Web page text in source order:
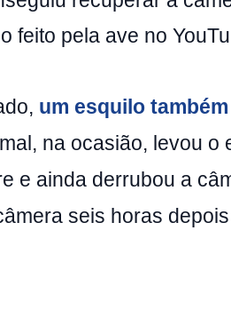
feito pela ave no
um esquilo
na ocasião, levou o
e ainda derrubou a
seis horas